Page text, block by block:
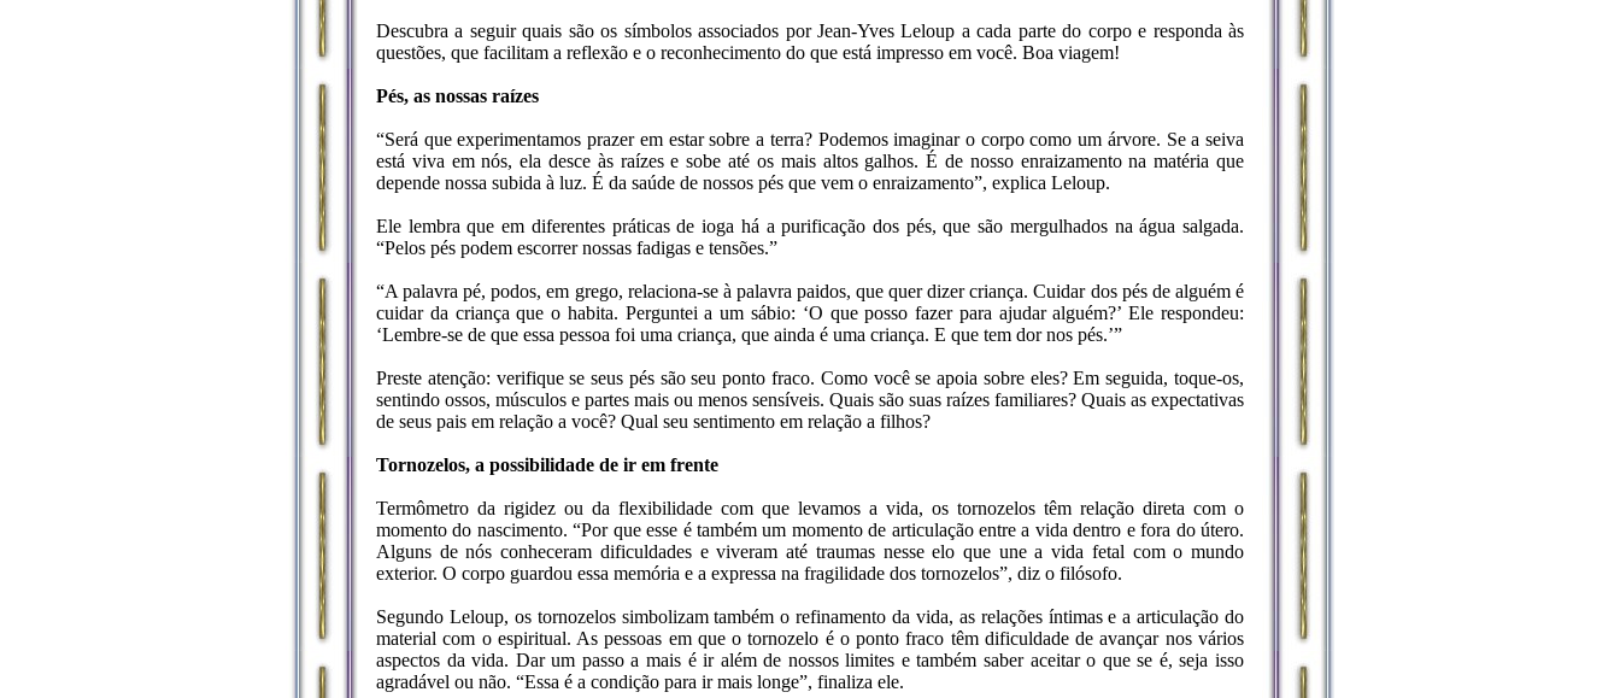
Descubra a seguir quais são os símbolos associados por Jean-Yves Leloup a cada parte do corpo e responda às
questões, que facilitam a reflexão e o reconhecimento do que está impresso em você. Boa viagem!
Pés, as nossas raízes
“Será que experimentamos prazer em estar sobre a terra? Podemos imaginar o corpo como um árvore. Se a seiva
está viva em nós, ela desce às raízes e sobe até os mais altos galhos. É de nosso enraizamento na matéria que
depende nossa subida à luz. É da saúde de nossos pés que vem o enraizamento”, explica Leloup.
Ele lembra que em diferentes práticas de ioga há a purificação dos pés, que são mergulhados na água salgada.
“Pelos pés podem escorrer nossas fadigas e tensões.”
“A palavra pé, podos, em grego, relaciona-se à palavra paidos, que quer dizer criança. Cuidar dos pés de alguém é
cuidar da criança que o habita. Perguntei a um sábio: ‘O que posso fazer para ajudar alguém?’ Ele respondeu:
‘Lembre-se de que essa pessoa foi uma criança, que ainda é uma criança. E que tem dor nos pés.’”
Preste atenção: verifique se seus pés são seu ponto fraco. Como você se apoia sobre eles? Em seguida, toque-os,
sentindo ossos, músculos e partes mais ou menos sensíveis. Quais são suas raízes familiares? Quais as expectativas
de seus pais em relação a você? Qual seu sentimento em relação a filhos?
Tornozelos, a possibilidade de ir em frente
Termômetro da rigidez ou da flexibilidade com que levamos a vida, os tornozelos têm relação direta com o
momento do nascimento. “Por que esse é também um momento de articulação entre a vida dentro e fora do útero.
Alguns de nós conheceram dificuldades e viveram até traumas nesse elo que une a vida fetal com o mundo
exterior. O corpo guardou essa memória e a expressa na fragilidade dos tornozelos”, diz o filósofo.
Segundo Leloup, os tornozelos simbolizam também o refinamento da vida, as relações íntimas e a articulação do
material com o espiritual. As pessoas em que o tornozelo é o ponto fraco têm dificuldade de avançar nos vários
aspectos da vida. Dar um passo a mais é ir além de nossos limites e também saber aceitar o que se é, seja isso
agradável ou não. “Essa é a condição para ir mais longe”, finaliza ele.